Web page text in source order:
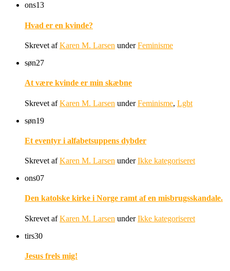
ons13
Hvad er en kvinde?
Skrevet afKaren M. Larsen underFeminisme
søn27
At være kvinde er min skæbne
Skrevet afKaren M. Larsen underFeminisme, Lgbt
søn19
Et eventyr i alfabetsuppens dybder
Skrevet afKaren M. Larsen underIkke kategoriseret
ons07
Den katolske kirke i Norge ramt af en misbrugsskandale.
Skrevet afKaren M. Larsen underIkke kategoriseret
tirs30
Jesus frels mig!